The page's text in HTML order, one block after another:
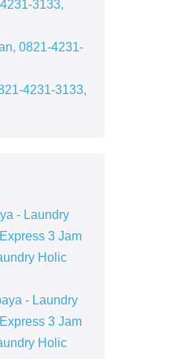
3133,
0821-4231-
4231-3133,
- Laundry
3 Jam
Holic
- Laundry
3 Jam
Holic